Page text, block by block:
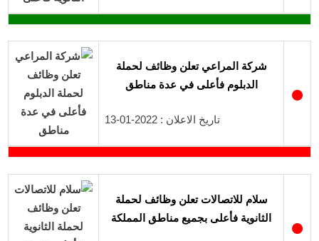
●
شركة المراعي تعلن وظائف لحملة
الدبلوم فأعلى في عدة مناطق
تاريخ الاعلان : 2022-01-13
●
سلام للاتصالات تعلن وظائف لحملة
الثانوية فأعلى بجميع مناطق المملكة